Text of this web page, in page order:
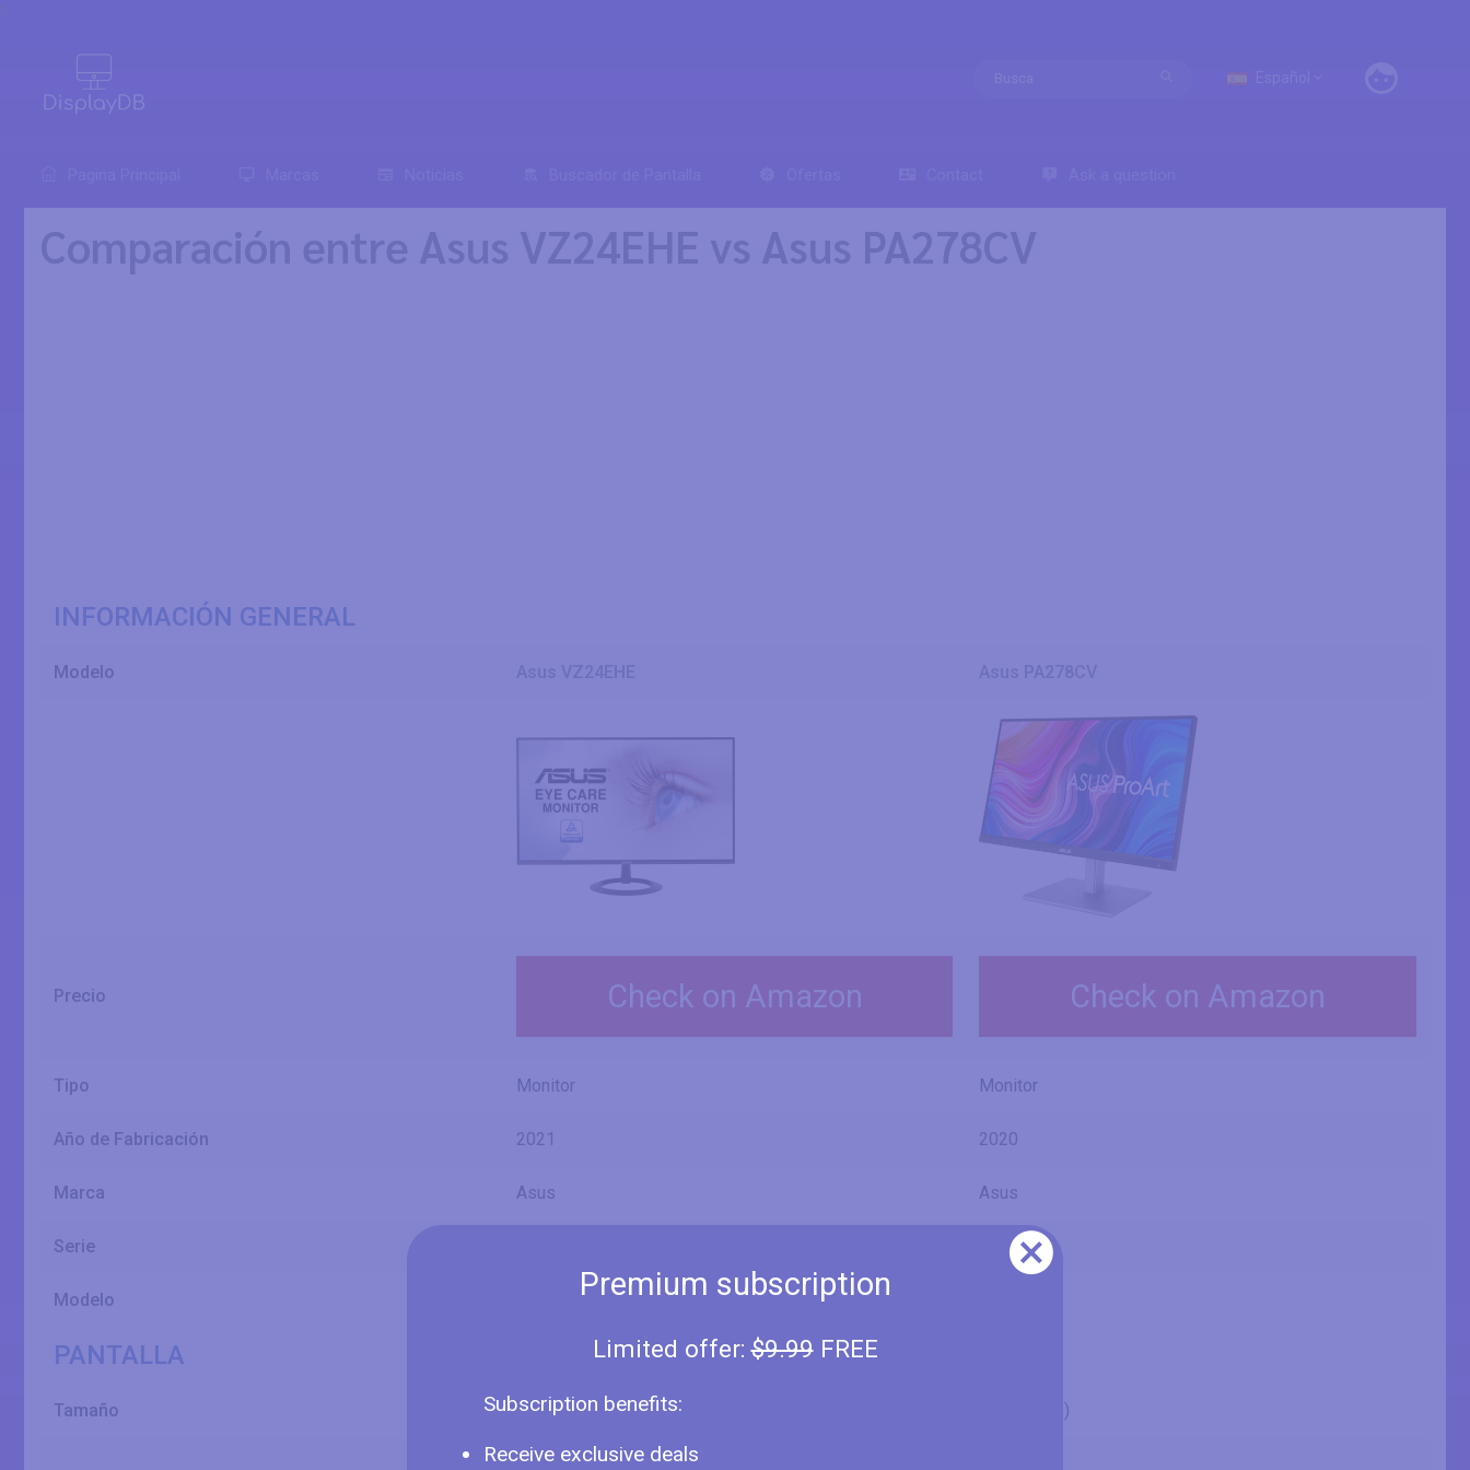
Premium subscription
Limited offer:$9.99FREE
Subscription benefits:
Receive exclusive deals
Comparación entre Asus VZ24EHE vs Asus PA278CV
INFORMACIÓN GENERAL
Modelo
Precio Check on Amazon Check on Amazon
Tipo Monitor Monitor
Año de Fabricación 2021 2020
Marca Asus Asus
Serie ProArt
Modelo VZ24EHE
PANTALLA
Tamaño 24" (inches) 27" (inches)
23.81 in